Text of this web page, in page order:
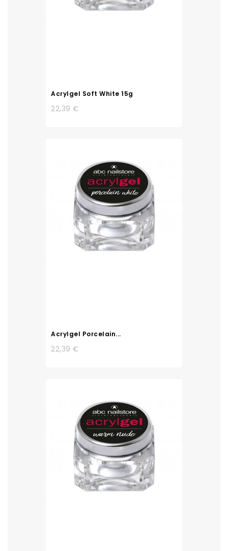
Acrylgel Soft White 15g
22,39 €
Acrylgel Porcelain...
22,39 €